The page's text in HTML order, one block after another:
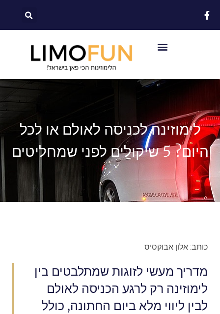
לימוזינה לכניסה לאולם או לכל
היום? 5 שיקולים לפני שמחליטים
כותב: אלון אבוקסיס
מדריך מעשי לזוגות שמתלבטים בין
לימוזינה רק לרגע הכניסה לאולם
לבין ליווי מלא ביום החתונה, כולל